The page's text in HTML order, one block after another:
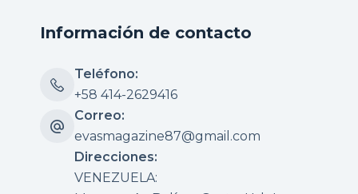
Información de contacto
Teléfono:
+58 414-2629416
Correo:
evasmagazine87@gmail.com
Direcciones:
VENEZUELA: